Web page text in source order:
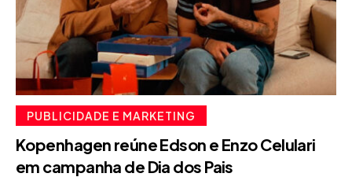
PUBLICIDADE E MARKETING
Kopenhagen reúne Edson e Enzo Celulari
em campanha de Dia dos Pais